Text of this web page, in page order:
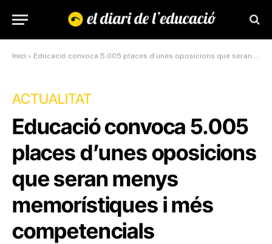
Inici » Educació convoca 5.005 places d’unes oposicions que seran menys memorístiques i més competencials
ACTUALITAT
Educació convoca 5.005
places d’unes oposicions
que seran menys
memorístiques i més
competencials